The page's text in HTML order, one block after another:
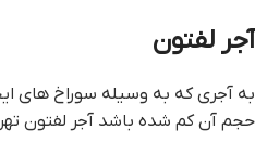
آجر لفتون
حجم آن کم شده باشد آجر لفتون